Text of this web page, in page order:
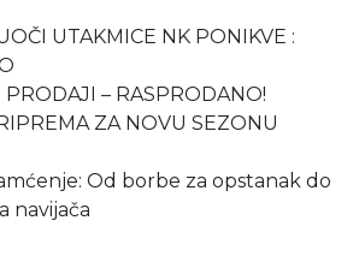
UTAKMICE NK PONIKVE :
– RASPRODANO!
ZA NOVU SEZONU
Od borbe za opstanak do
navijača